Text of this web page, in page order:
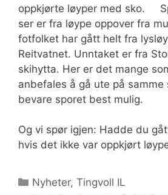
oppkjørte løyper med sko.
ser er fra løype oppover fra
fotfolket har gått helt fra
Reitvatnet. Unntaket er fra
skihytta. Her er det mange
anbefales å gå ute på samme
bevare sporet best mulig.
Og vi spør igjen: Hadde du
hvis det ikke var oppkjørt
Kategorier
Nyheter,Tingvoll IL